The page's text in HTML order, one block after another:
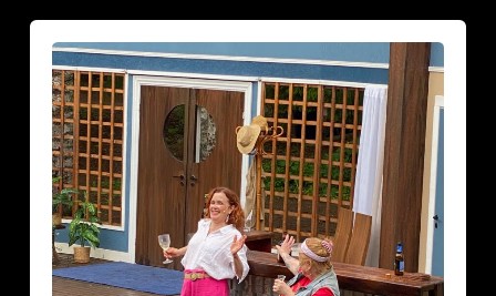
pyjama
naurattaa
kyyneliin
Krapin
kesäteatterissa
(VAROITUS,
ON
TIETTY